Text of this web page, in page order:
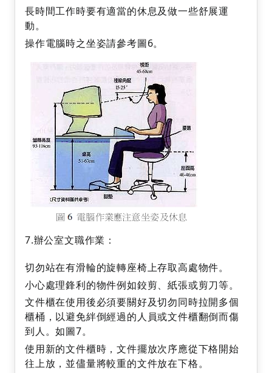
長時間工作時要有適當的休息及做一些舒展運
動。
操作電腦時之坐姿請參考圖6。
7.辦公室文職作業：
切勿站在有滑輪的旋轉座椅上存取高處物件。
小心處理鋒利的物件例如鉸剪、紙張或剪刀等。
文件櫃在使用後必須要關好及切勿同時拉開多個
櫃桶，以避免絆倒經過的人員或文件櫃翻倒而傷
到人。如圖7。
使用新的文件櫃時，文件擺放次序應從下格開始
往上放，並儘量將較重的文件放在下格。